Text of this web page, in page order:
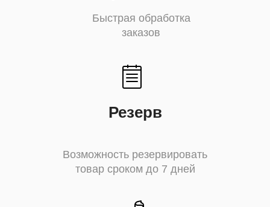
Быстрая обработка
заказов
Резерв
Возможность резервировать
товар сроком до 7 дней